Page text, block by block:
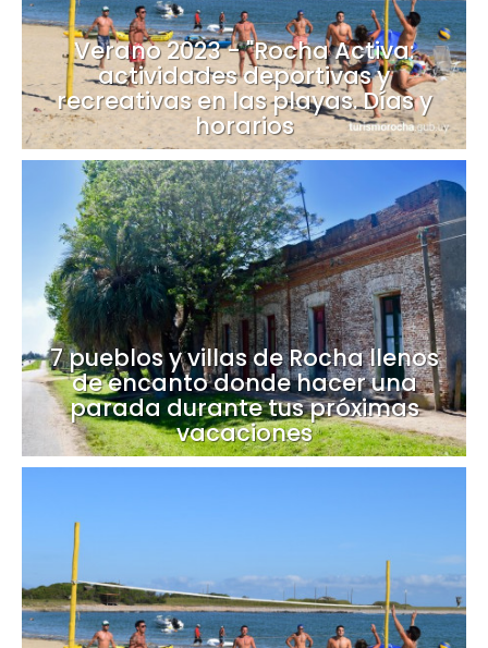
Verano 2023 - "Rocha Activa:
actividades deportivas y
recreativas en las playas. Días y
horarios
7 pueblos y villas de Rocha llenos
de encanto donde hacer una
parada durante tus próximas
vacaciones